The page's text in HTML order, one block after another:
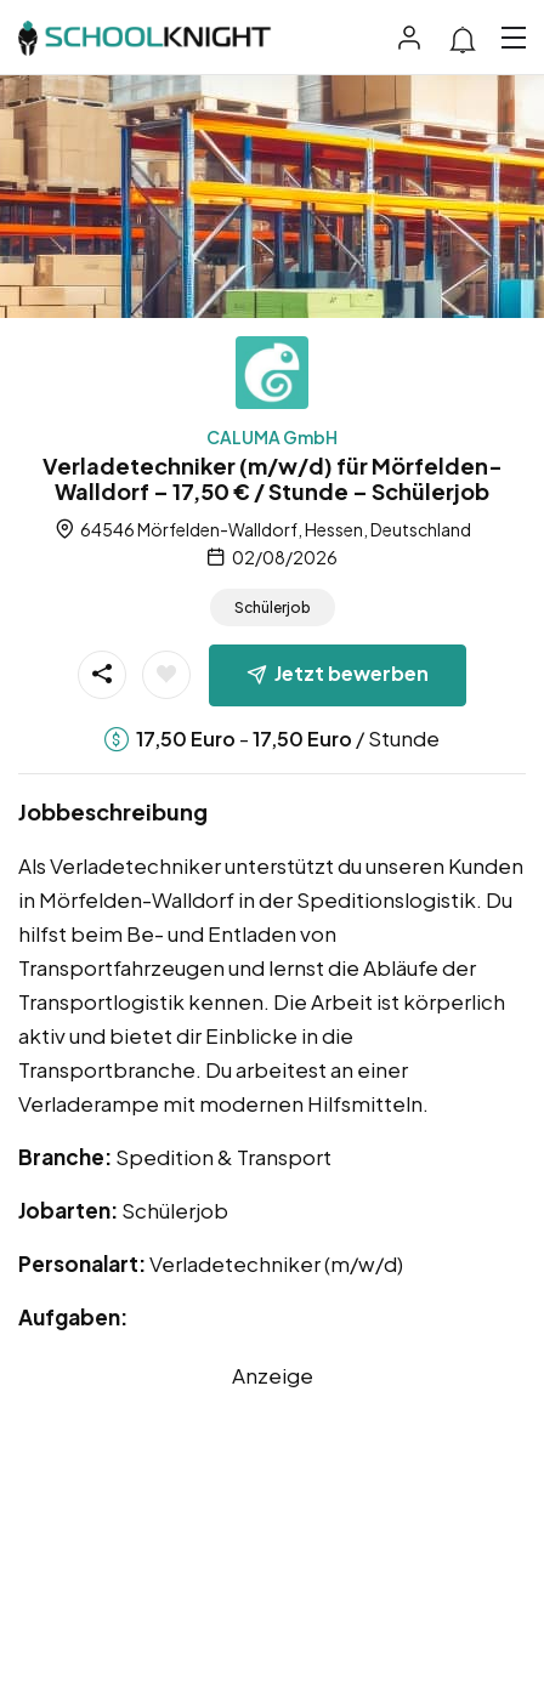
CALUMA GmbH
Verladetechniker (m/w/d) für Mörfelden-
Walldorf – 17,50 € / Stunde – Schülerjob
64546 Mörfelden-Walldorf, Hessen, Deutschland
02/08/2026
Schülerjob
Jetzt bewerben
17,50 Euro -17,50 Euro / Stunde
Jobbeschreibung
Als Verladetechniker unterstützt du unseren Kunden
in Mörfelden-Walldorf in der Speditionslogistik. Du
hilfst beim Be- und Entladen von
Transportfahrzeugen und lernst die Abläufe der
Transportlogistik kennen. Die Arbeit ist körperlich
aktiv und bietet dir Einblicke in die
Transportbranche. Du arbeitest an einer
Verladerampe mit modernen Hilfsmitteln.
Branche: Spedition & Transport
Jobarten: Schülerjob
Personalart:Verladetechniker (m/w/d)
Aufgaben:
Anzeige